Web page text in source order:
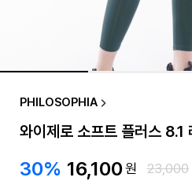
PHILOSOPHIA
와이제로 소프트 플러스
30% 16,100원 23,000